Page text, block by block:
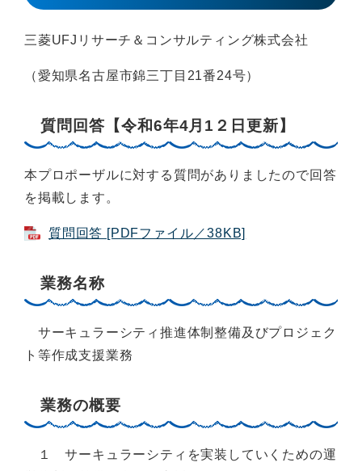
三菱UFJリサーチ＆コンサルティング株式会社
（愛知県名古屋市錦三丁目21番24号）
質問回答【令和6年4月1２日更新】
本プロポーザルに対する質問がありましたので回答
を掲載します。
質問回答 [PDFファイル／38KB]
業務名称
サーキュラーシティ推進体制整備及びプロジェク
ト等作成支援業務
業務の概要
１ サーキュラーシティを実装していくための運